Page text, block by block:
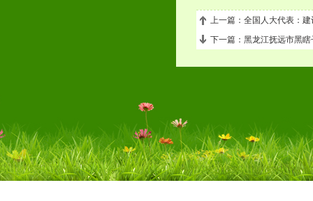
上一篇：全国人大代表：
下一篇：黑龙江抚远市黑